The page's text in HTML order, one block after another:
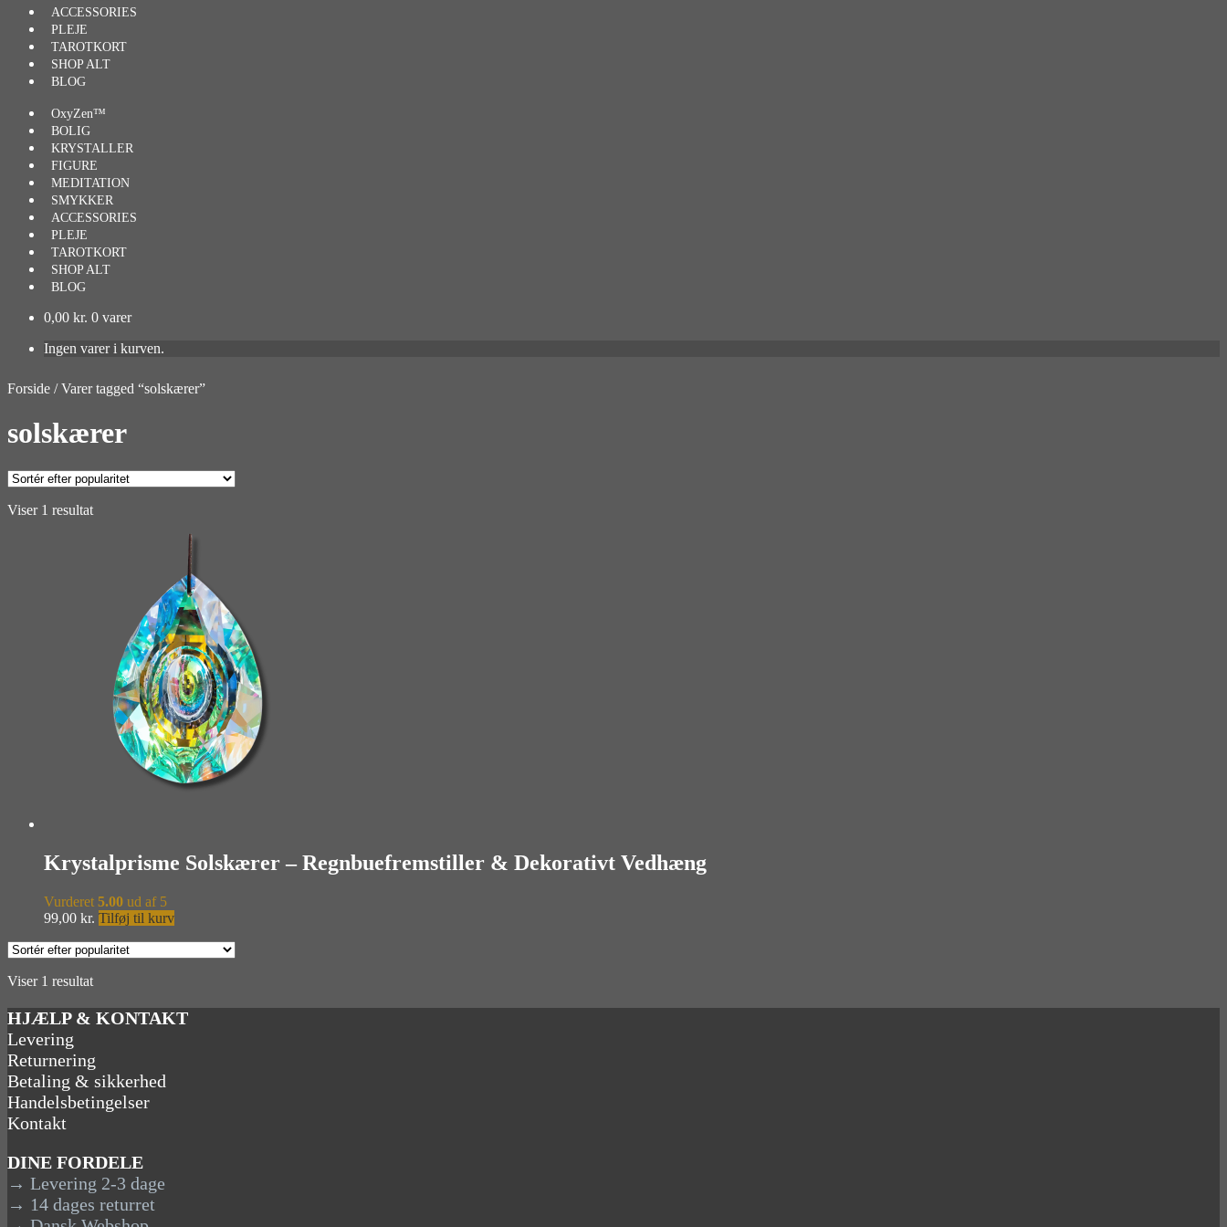
ACCESSORIES
PLEJE
TAROTKORT
SHOP ALT
BLOG
OxyZen™
BOLIG
KRYSTALLER
FIGURE
MEDITATION
SMYKKER
ACCESSORIES
PLEJE
TAROTKORT
SHOP ALT
BLOG
0,00 kr. 0 varer
Ingen varer i kurven.
Forside /Varer tagged “solskærer”
solskærer
Viser 1 resultat
Krystalprisme Solskærer – Regnbuefremstiller & Dekorativt Vedhæng
Vurderet 5.00 ud af 5
99,00 kr. Tilføj til kurv
Viser 1 resultat
HJÆLP & KONTAKT
Levering
Returnering
Betaling & sikkerhed
Handelsbetingelser
Kontakt
DINE FORDELE
→ Levering 2-3 dage
→ 14 dages returret